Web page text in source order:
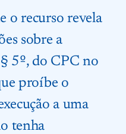
o recurso revela
sobre a
5º, do CPC no
proíbe o
a uma
tenha